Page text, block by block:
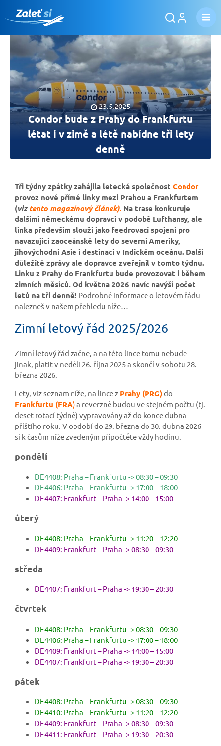
23.5.2025
Condor bude z Prahy do Frankfurtu
létat i v zimě a létě nabídne tři lety
denně
Tři týdny zpátky zahájila letecká společnost Condor
provoz nové přímé linky mezi Prahou a Frankfurtem
(viz tento magazínový článek). Na trase konkuruje
dalšími německému dopravci v podobě Lufthansy, ale
linka především slouží jako feedrovací spojení pro
navazující zaoceánské lety do severní Ameriky,
jihovýchodní Asie i destinací v Indickém oceánu. Další
důležité zprávy ale dopravce zveřejnil v tomto týdnu.
Linku z Prahy do Frankfurtu bude provozovat i během
zimních měsíců. Od května 2026 navíc navýší počet
letů na tři denně! Podrobné informace o letovém řádu
nalezneš v našem přehledu níže…
Zimní letový řád 2025/2026
Zimní letový řád začne, a na této lince tomu nebude
jinak, platit v neděli 26. října 2025 a skončí v sobotu 28.
března 2026.
Lety, viz seznam níže, na lince z Prahy (PRG)do
Frankfurtu (FRA)a reverzně budou ve stejném počtu (tj.
deset rotací týdně) vypravovány až do konce dubna
příštího roku. V období do 29. března do 30. dubna 2026
si k časům níže zvedeným připočtěte vždy hodinu.
pondělí
DE4408: Praha – Frankfurtu -> 08:30 – 09:30
DE4406: Praha – Frankfurtu -> 17:00 – 18:00
DE4407: Frankfurt – Praha -> 14:00 – 15:00
úterý
DE4408: Praha – Frankfurtu -> 11:20 – 12:20
DE4409: Frankfurt – Praha -> 08:30 – 09:30
středa
DE4407: Frankfurt – Praha -> 19:30 – 20:30
čtvrtek
DE4408: Praha – Frankfurtu -> 08:30 – 09:30
DE4406: Praha – Frankfurtu -> 17:00 – 18:00
DE4409: Frankfurt – Praha -> 14:00 – 15:00
DE4407: Frankfurt – Praha -> 19:30 – 20:30
pátek
DE4408: Praha – Frankfurtu -> 08:30 – 09:30
DE4410: Praha – Frankfurtu -> 11:20 – 12:20
DE4409: Frankfurt – Praha -> 08:30 – 09:30
DE4411: Frankfurt – Praha -> 19:30 – 20:30